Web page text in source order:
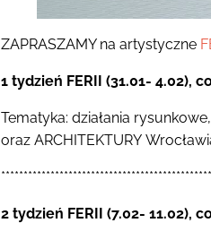
ZAPRASZAMY na artystyczne
1 tydzień FERII (31.01- 4.02),
Tematyka: działania
oraz ARCHITEKTURY
2 tydzień FERII (7.02- 11.02),